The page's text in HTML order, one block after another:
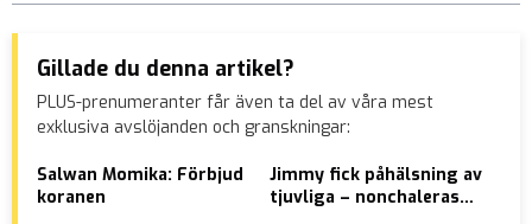
Gillade du denna artikel?
PLUS-prenumeranter får även ta del av våra mest
exklusiva avslöjanden och granskningar:
Salwan Momika: Förbjud
koranen
Jimmy fick påhälsning av
tjuvliga – nonchaleras